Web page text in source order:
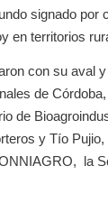
signado por
en territorios
con su aval
de
de
y Tío Pujio,
la